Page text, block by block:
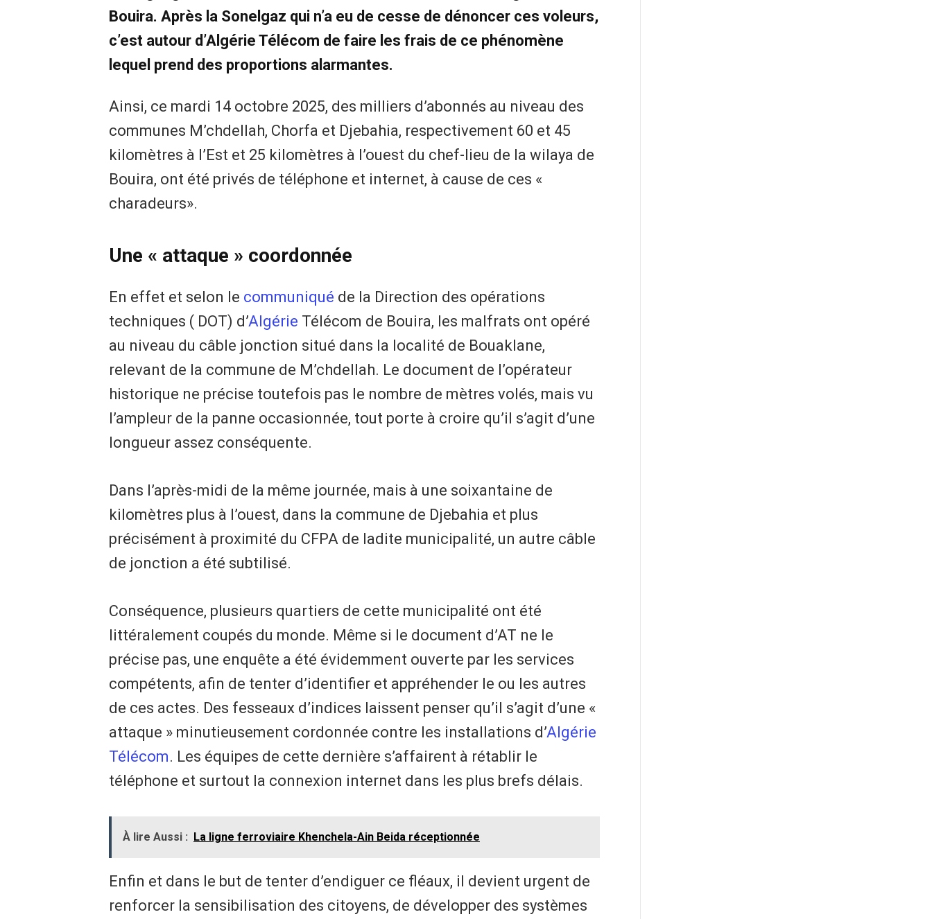
Bouira. Après la Sonelgaz qui n’a eu de cesse de dénoncer ces voleurs,
c’est autour d’Algérie Télécom de faire les frais de ce phénomène
lequel prend des proportions alarmantes.
Ainsi, ce mardi 14 octobre 2025, des milliers d’abonnés au niveau des
communes M’chdellah, Chorfa et Djebahia, respectivement 60 et 45
kilomètres à l’Est et 25 kilomètres à l’ouest du chef-lieu de la wilaya de
Bouira, ont été privés de téléphone et internet, à cause de ces «
charadeurs».
Une « attaque » coordonnée
En effet et selon le communiqué de la Direction des opérations
techniques ( DOT) d’Algérie Télécom de Bouira, les malfrats ont opéré
au niveau du câble jonction situé dans la localité de Bouaklane,
relevant de la commune de M’chdellah. Le document de l’opérateur
historique ne précise toutefois pas le nombre de mètres volés, mais vu
l’ampleur de la panne occasionnée, tout porte à croire qu’il s’agit d’une
longueur assez conséquente.
Dans l’après-midi de la même journée, mais à une soixantaine de
kilomètres plus à l’ouest, dans la commune de Djebahia et plus
précisément à proximité du CFPA de ladite municipalité, un autre câble
de jonction a été subtilisé.
Conséquence, plusieurs quartiers de cette municipalité ont été
littéralement coupés du monde. Même si le document d’AT ne le
précise pas, une enquête a été évidemment ouverte par les services
compétents, afin de tenter d’identifier et appréhender le ou les autres
de ces actes. Des fesseaux d’indices laissent penser qu’il s’agit d’une «
attaque » minutieusement cordonnée contre les installations d’Algérie
Télécom. Les équipes de cette dernière s’affairent à rétablir le
téléphone et surtout la connexion internet dans les plus brefs délais.
À lire Aussi : La ligne ferroviaire Khenchela-Ain Beida réceptionnée
Enfin et dans le but de tenter d’endiguer ce fléaux, il devient urgent de
renforcer la sensibilisation des citoyens, de développer des systèmes